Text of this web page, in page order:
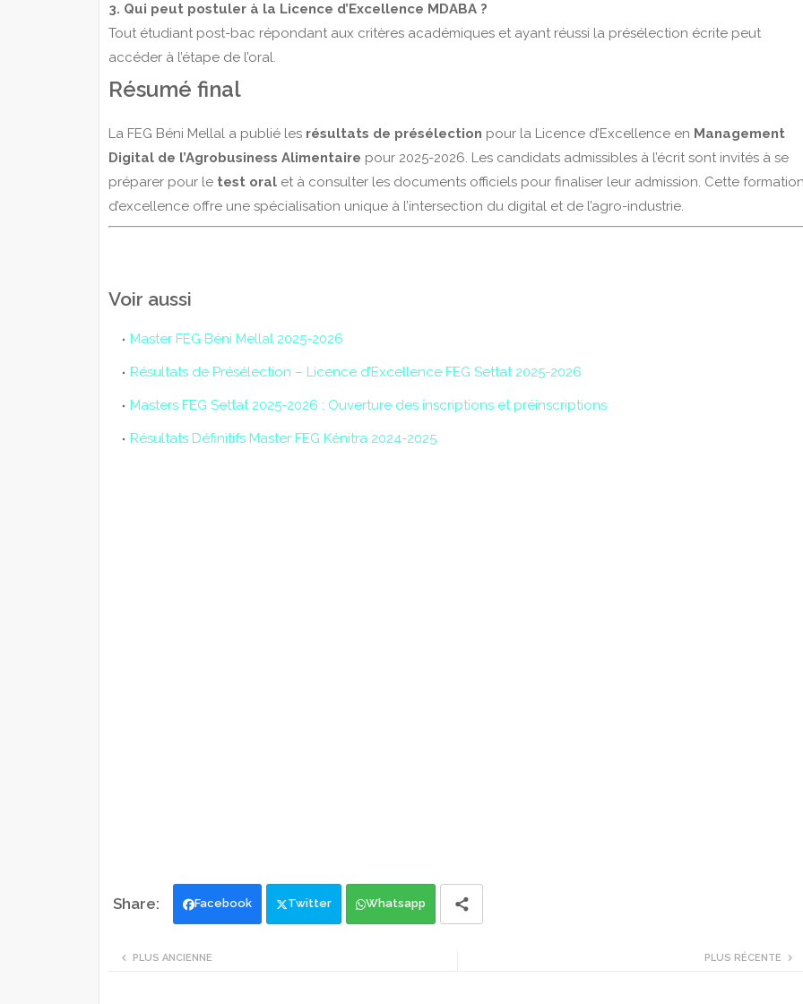
3. Qui peut postuler à la Licence d’Excellence MDABA ?
Tout étudiant post-bac répondant aux critères académiques et ayant réussi la présélection écrite peut
accéder à l’étape de l’oral.
Résumé final
La FEG Béni Mellal a publié les résultats de présélection pour la Licence d’Excellence en Management
Digital de l’Agrobusiness Alimentaire pour 2025-2026. Les candidats admissibles à l’écrit sont invités à se
préparer pour le test oralet à consulter les documents officiels pour finaliser leur admission. Cette
d’excellence offre une spécialisation unique à l’intersection du digital et de l’agro-industrie.
Voir aussi
Master FEG Béni Mellal 2025-2026
Résultats de Présélection – Licence d’Excellence FEG Settat 2025-2026
Masters FEG Settat 2025-2026 : Ouverture des inscriptions et préinscriptions
Résultats Définitifs Master FEG Kénitra 2024-2025
Facebook Twitter Whatsapp
PLUS RÉCENTE
PLUS ANCIENNE